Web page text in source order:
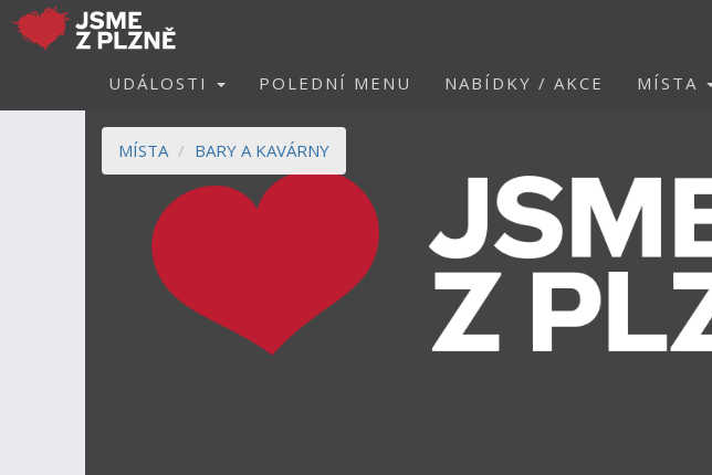
UDÁLOSTI POLEDNÍ MENU NABÍDKY / AKCE MÍSTA
MÍSTA BARY A KAVÁRNY